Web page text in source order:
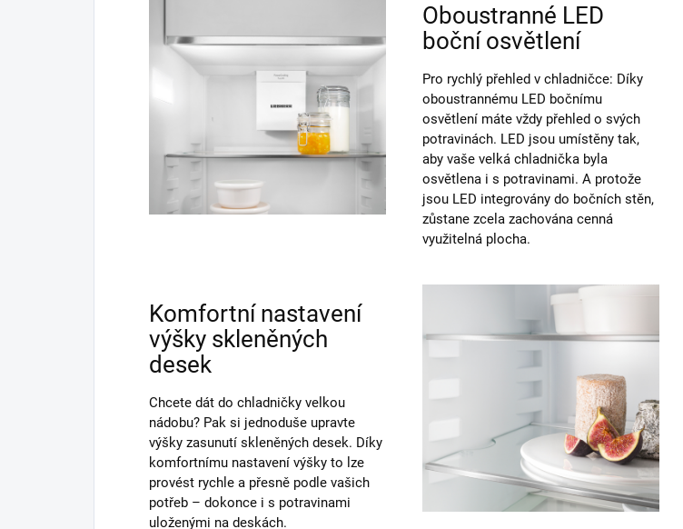
Oboustranné LED
boční osvětlení
Pro rychlý přehled v chladničce: Díky
oboustrannému LED bočnímu
osvětlení máte vždy přehled o svých
potravinách. LED jsou umístěny tak,
aby vaše velká chladnička byla
osvětlena i s potravinami. A protože
jsou LED integrovány do bočních stěn,
zůstane zcela zachována cenná
využitelná plocha.
Komfortní nastavení
výšky skleněných
desek
Chcete dát do chladničky velkou
nádobu? Pak si jednoduše upravte
výšky zasunutí skleněných desek. Díky
komfortnímu nastavení výšky to lze
provést rychle a přesně podle vašich
potřeb – dokonce i s potravinami
uloženými na deskách.